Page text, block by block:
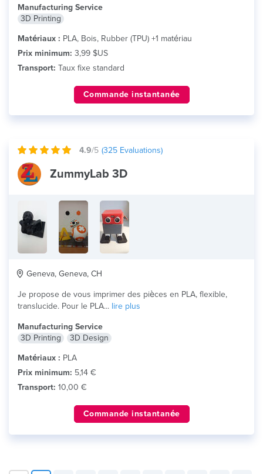
Manufacturing Service
3D Printing
Matériaux : PLA, Bois, Rubber (TPU) +1 matériau
Prix minimum: 3,99 $US
Transport: Taux fixe standard
Commande instantanée
4.9/5 (325 Evaluations)
ZummyLab 3D
Geneva, Geneva, CH
Je propose de vous imprimer des pièces en PLA, flexible,
translucide. Pour le PLA... lire plus
Manufacturing Service
3D Printing
3D Design
Matériaux : PLA
Prix minimum: 5,14 €
Transport: 10,00 €
Commande instantanée